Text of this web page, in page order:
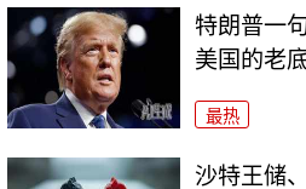
特朗普一
美国的老
最热
沙特王储